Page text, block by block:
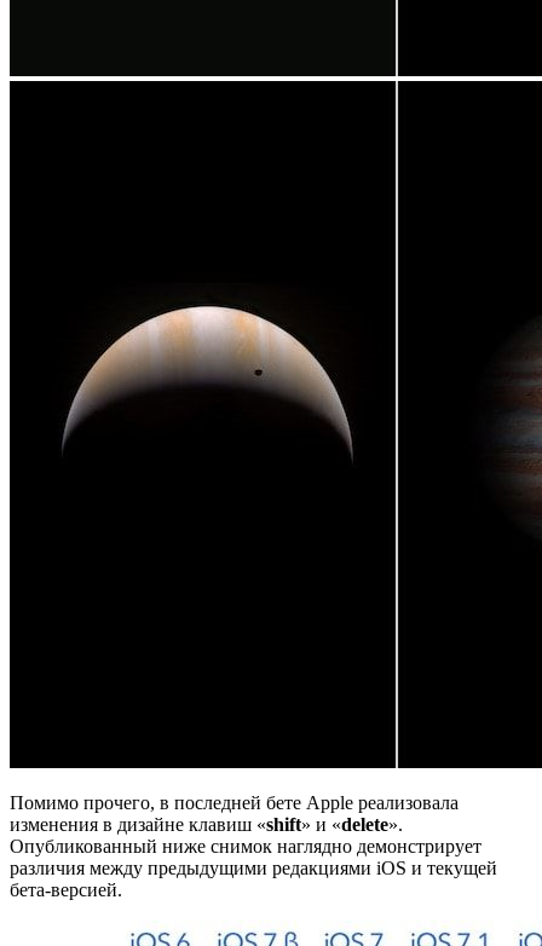
Помимо прочего, в последней бете Apple реализовала
изменения в дизайне клавиш «shift» и «delete».
Опубликованный ниже снимок наглядно демонстрирует
различия между предыдущими редакциями iOS и текущей
бета-версией.